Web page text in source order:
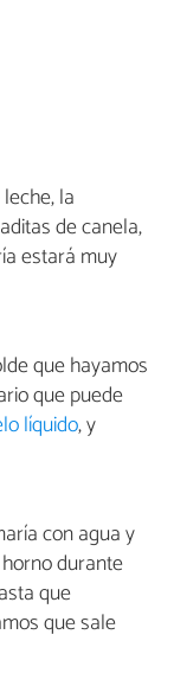
la
de canela,
estará muy
que hayamos
que puede
líquido, y
con agua y
durante
que
que sale